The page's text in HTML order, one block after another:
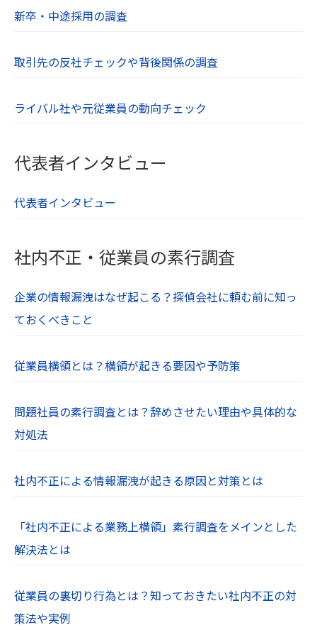
新卒・中途採用の調査
取引先の反社チェックや背後関係の調査
ライバル社や元従業員の動向チェック
代表者インタビュー
代表者インタビュー
社内不正・従業員の素行調査
企業の情報漏洩はなぜ起こる？探偵会社に頼む前に知っ
ておくべきこと
従業員横領とは？横領が起きる要因や予防策
問題社員の素行調査とは？辞めさせたい理由や具体的な
対処法
社内不正による情報漏洩が起きる原因と対策とは
「社内不正による業務上横領」素行調査をメインとした
解決法とは
従業員の裏切り行為とは？知っておきたい社内不正の対
策法や実例